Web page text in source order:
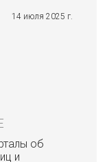
14 июля 2025 г.
об
и